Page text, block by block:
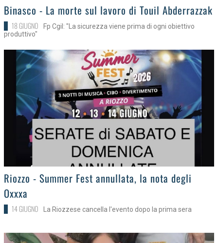
>
Binasco - La morte sul lavoro di Touil Abderrazzak
18 GIUGNO
Fp Cgil: "La sicurezza viene prima di ogni obiettivo
produttivo"
>
Riozzo - Summer Fest annullata, la nota degli
Oxxxa
14 GIUGNO La Riozzese cancella l'evento dopo la prima sera